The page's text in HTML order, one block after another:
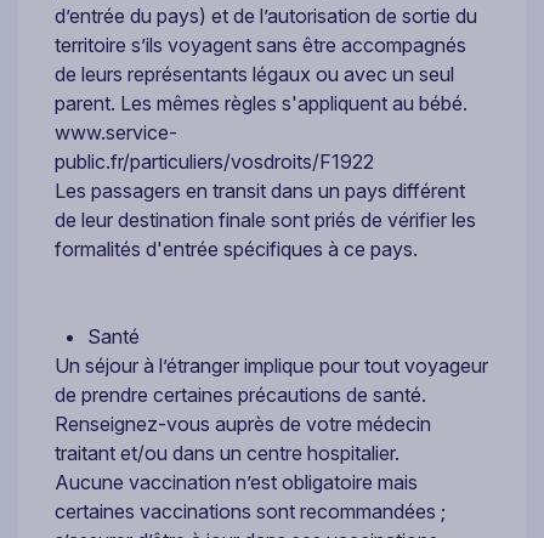
d’entrée du pays) et de l’autorisation de sortie du
territoire s’ils voyagent sans être accompagnés
de leurs représentants légaux ou avec un seul
parent. Les mêmes règles s'appliquent au bébé.
www.service-
public.fr/particuliers/vosdroits/F1922
Les passagers en transit dans un pays différent
de leur destination finale sont priés de vérifier les
formalités d'entrée spécifiques à ce pays.
Santé
Un séjour à l’étranger implique pour tout voyageur
de prendre certaines précautions de santé.
Renseignez-vous auprès de votre médecin
traitant et/ou dans un centre hospitalier.
Aucune vaccination n’est obligatoire mais
certaines vaccinations sont recommandées ;